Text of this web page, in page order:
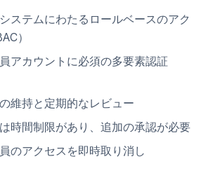
ステムにわたるロールベースのアク
）
アカウントに必須の多要素認証
維持と定期的なレビュー
時間制限があり、追加の承認が必要
のアクセスを即時取り消し